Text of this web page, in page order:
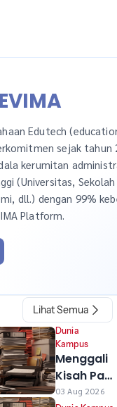
Edutech
sejak tahun
kerumitan
(Universitas, Sekolah
dll.) dengan 99%
Platform.
Lihat Semua
Dunia
Kampus
Menggali
Kisah Pak
Hajar,
03 Aug 2026